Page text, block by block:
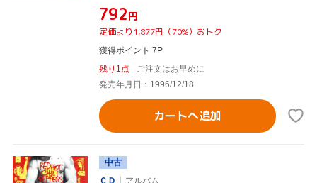
¥792円
定価より1,877円（70%）おトク
獲得ポイント 7P
残り1点
ご注文はお早めに
発売年月日：1996/12/18
カートへ追加
中古
ＣＤ
アルバム